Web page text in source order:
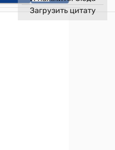
Загрузить цитату